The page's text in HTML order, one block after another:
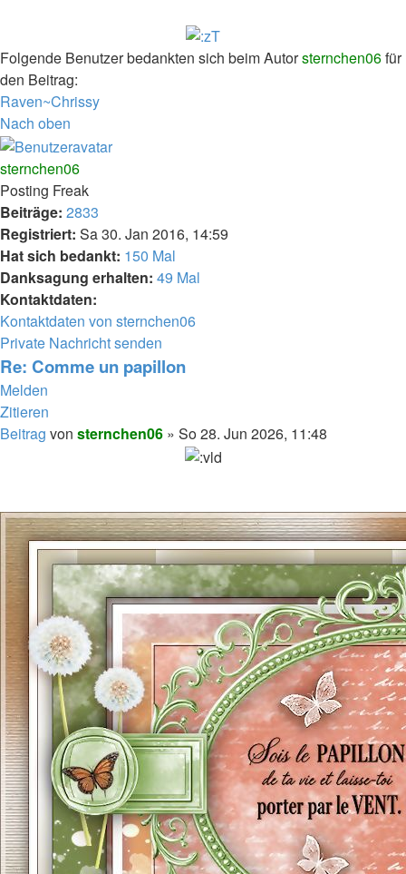
Folgende Benutzer bedankten sich beim Autorsternchen06für
den Beitrag:
Raven~Chrissy
Nach oben
sternchen06
Posting Freak
Beiträge: 2833
Registriert: Sa 30. Jan 2016, 14:59
Hat sich bedankt: 150 Mal
Danksagung erhalten: 49 Mal
Kontaktdaten:
Kontaktdaten von sternchen06
Private Nachricht senden
Re: Comme un papillon
Melden
Zitieren
Beitrag von sternchen06 » So 28. Jun 2026, 11:48